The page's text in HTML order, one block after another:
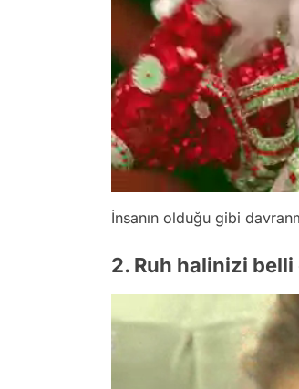
İnsanın olduğu gibi
2. Ruh halinizi